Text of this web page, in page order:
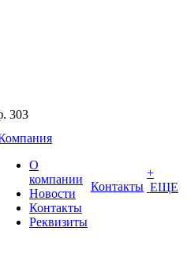
303
О
компании
Новости
Контакты
Реквизиты
Контакты
+
ЕЩЕ